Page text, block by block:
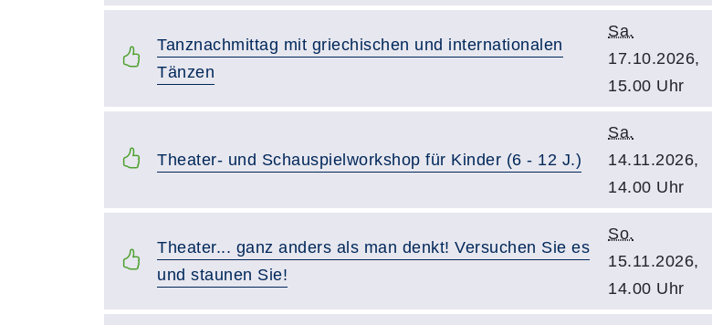
Tanznachmittag mit griechischen und internationalen
Tänzen
Sa.
17.10.2026,
15.00 Uhr
Theater- und Schauspielworkshop für Kinder (6 - 12 J.)
Sa.
14.11.2026,
14.00 Uhr
Theater... ganz anders als man denkt! Versuchen Sie es
und staunen Sie!
So.
15.11.2026,
14.00 Uhr